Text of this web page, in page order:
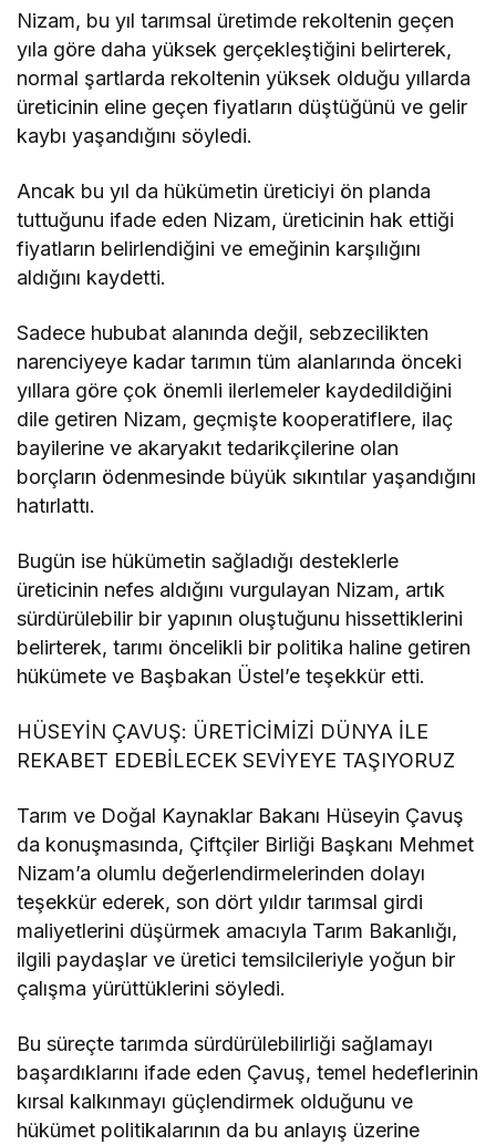
Nizam, bu yıl tarımsal üretimde rekoltenin geçen
yıla göre daha yüksek gerçekleştiğini belirterek,
normal şartlarda rekoltenin yüksek olduğu yıllarda
üreticinin eline geçen fiyatların düştüğünü ve gelir
kaybı yaşandığını söyledi.
Ancak bu yıl da hükümetin üreticiyi ön planda
tuttuğunu ifade eden Nizam, üreticinin hak ettiği
fiyatların belirlendiğini ve emeğinin karşılığını
aldığını kaydetti.
Sadece hububat alanında değil, sebzecilikten
narenciyeye kadar tarımın tüm alanlarında önceki
yıllara göre çok önemli ilerlemeler kaydedildiğini
dile getiren Nizam, geçmişte kooperatiflere, ilaç
bayilerine ve akaryakıt tedarikçilerine olan
borçların ödenmesinde büyük sıkıntılar yaşandığını
hatırlattı.
Bugün ise hükümetin sağladığı desteklerle
üreticinin nefes aldığını vurgulayan Nizam, artık
sürdürülebilir bir yapının oluştuğunu hissettiklerini
belirterek, tarımı öncelikli bir politika haline getiren
hükümete ve Başbakan Üstel’e teşekkür etti.
HÜSEYİN ÇAVUŞ: ÜRETİCİMİZİ DÜNYA İLE
REKABET EDEBİLECEK SEVİYEYE TAŞIYORUZ
Tarım ve Doğal Kaynaklar Bakanı Hüseyin Çavuş
da konuşmasında, Çiftçiler Birliği Başkanı Mehmet
Nizam’a olumlu değerlendirmelerinden dolayı
teşekkür ederek, son dört yıldır tarımsal girdi
maliyetlerini düşürmek amacıyla Tarım Bakanlığı,
ilgili paydaşlar ve üretici temsilcileriyle yoğun bir
çalışma yürüttüklerini söyledi.
Bu süreçte tarımda sürdürülebilirliği sağlamayı
başardıklarını ifade eden Çavuş, temel hedeflerinin
kırsal kalkınmayı güçlendirmek olduğunu ve
hükümet politikalarının da bu anlayış üzerine